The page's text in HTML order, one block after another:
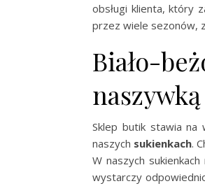
obsługi klienta, który
przez wiele sezonów,
Biało-
Sklep butik stawia na
naszych sukienkach.
W naszych
wystarczy